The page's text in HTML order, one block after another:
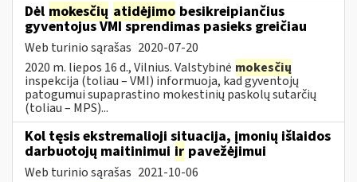
Dėl mokesčių atidėjimo besikreipiančius
gyventojus VMI sprendimas pasieks greičiau
Web turinio sąrašas 2020-07-20
2020 m. liepos 16 d., Vilnius. Valstybinė mokesčių
inspekcija (toliau – VMI) informuoja, kad gyventojų
patogumui supaprastino mokestinių paskolų sutarčių
(toliau – MPS)...
Kol tęsis ekstremalioji situacija, įmonių išlaidos
darbuotojų maitinimui ir pavežėjimui
Web turinio sąrašas 2021-10-06